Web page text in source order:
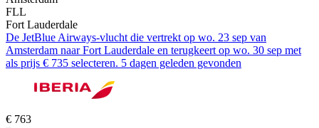
FLL
Fort Lauderdale
De JetBlue Airways-vlucht die vertrekt op wo. 23 sep van
Amsterdam naar Fort Lauderdale en terugkeert op wo. 30 sep met
als prijs € 735 selecteren. 5 dagen geleden gevonden
€ 763